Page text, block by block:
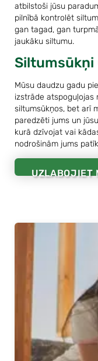
atbilstoši jūsu
pilnībā kontrolēt
gan tagad, gan
jaukāku siltumu.
Siltumsūkņi
Mūsu daudzu gadu
izstrāde atspoguļojas
siltumsūkņos, bet arī
paredzēti jums un
kurā dzīvojat vai
nodrošinām jums
UZLABOJIET